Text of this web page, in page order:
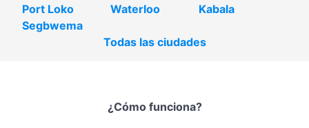
Port Loko
Waterloo
Kabala
Segbwema
Todas las ciudades
¿Cómo funciona?